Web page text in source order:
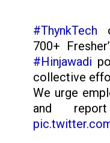
#ThynkTech
700+
#Hinjawadi
collective
We urge
and